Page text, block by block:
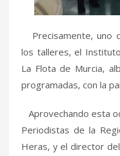
Precisamente, uno
los talleres, el Instituto
La Flota de Murcia,
programadas, con la
Aprovechando esta
Periodistas de la
Heras, y el director